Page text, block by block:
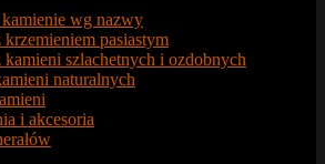
wg nazwy
pasiastym
szlachetnych i ozdobnych
naturalnych
i akcesoria